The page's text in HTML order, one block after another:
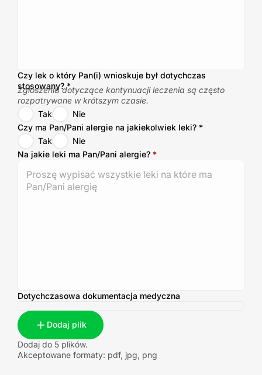
Czy lek o który Pan(i) wnioskuje był dotychczas
stosowany?*
Zgłoszenia dotyczące kontynuacji leczenia są często
rozpatrywane w krótszym czasie.
Tak
Nie
Czy ma Pan/Pani alergie na jakiekolwiek leki? *
Tak
Nie
Na jakie leki ma Pan/Pani alergie? *
Dotychczasowa dokumentacja medyczna
Dodaj plik
Dodaj do 5 plików.
Akceptowane formaty: pdf, jpg, png